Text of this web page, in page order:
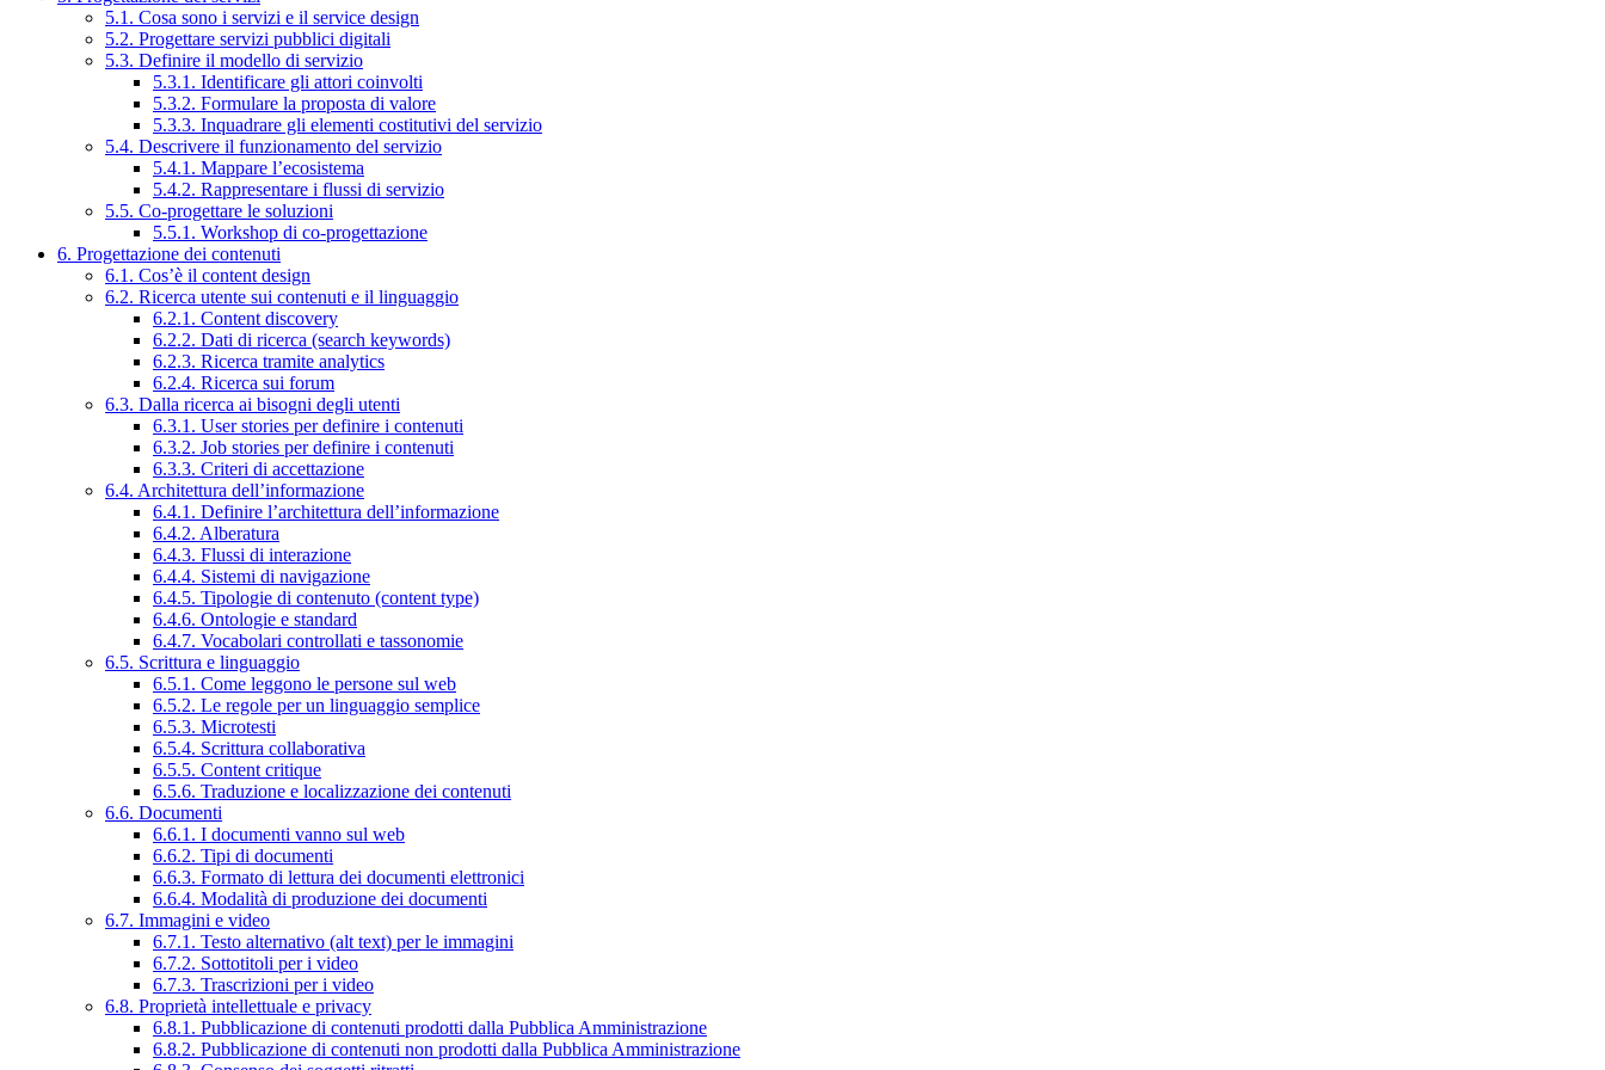
5.1. Cosa sono i servizi e il service design
5.2. Progettare servizi pubblici digitali
5.3. Definire il modello di servizio
5.3.1. Identificare gli attori coinvolti
5.3.2. Formulare la proposta di valore
5.3.3. Inquadrare gli elementi costitutivi del servizio
5.4. Descrivere il funzionamento del servizio
5.4.1. Mappare l’ecosistema
5.4.2. Rappresentare i flussi di servizio
5.5. Co-progettare le soluzioni
5.5.1. Workshop di co-progettazione
6. Progettazione dei contenuti
6.1. Cos’è il content design
6.2. Ricerca utente sui contenuti e il linguaggio
6.2.1. Content discovery
6.2.2. Dati di ricerca (search keywords)
6.2.3. Ricerca tramite analytics
6.2.4. Ricerca sui forum
6.3. Dalla ricerca ai bisogni degli utenti
6.3.1. User stories per definire i contenuti
6.3.2. Job stories per definire i contenuti
6.3.3. Criteri di accettazione
6.4. Architettura dell’informazione
6.4.1. Definire l’architettura dell’informazione
6.4.2. Alberatura
6.4.3. Flussi di interazione
6.4.4. Sistemi di navigazione
6.4.5. Tipologie di contenuto (content type)
6.4.6. Ontologie e standard
6.4.7. Vocabolari controllati e tassonomie
6.5. Scrittura e linguaggio
6.5.1. Come leggono le persone sul web
6.5.2. Le regole per un linguaggio semplice
6.5.3. Microtesti
6.5.4. Scrittura collaborativa
6.5.5. Content critique
6.5.6. Traduzione e localizzazione dei contenuti
6.6. Documenti
6.6.1. I documenti vanno sul web
6.6.2. Tipi di documenti
6.6.3. Formato di lettura dei documenti elettronici
6.6.4. Modalità di produzione dei documenti
6.7. Immagini e video
6.7.1. Testo alternativo (alt text) per le immagini
6.7.2. Sottotitoli per i video
6.7.3. Trascrizioni per i video
6.8. Proprietà intellettuale e privacy
6.8.1. Pubblicazione di contenuti prodotti dalla Pubblica Amministrazione
6.8.2. Pubblicazione di contenuti non prodotti dalla Pubblica Amministrazione